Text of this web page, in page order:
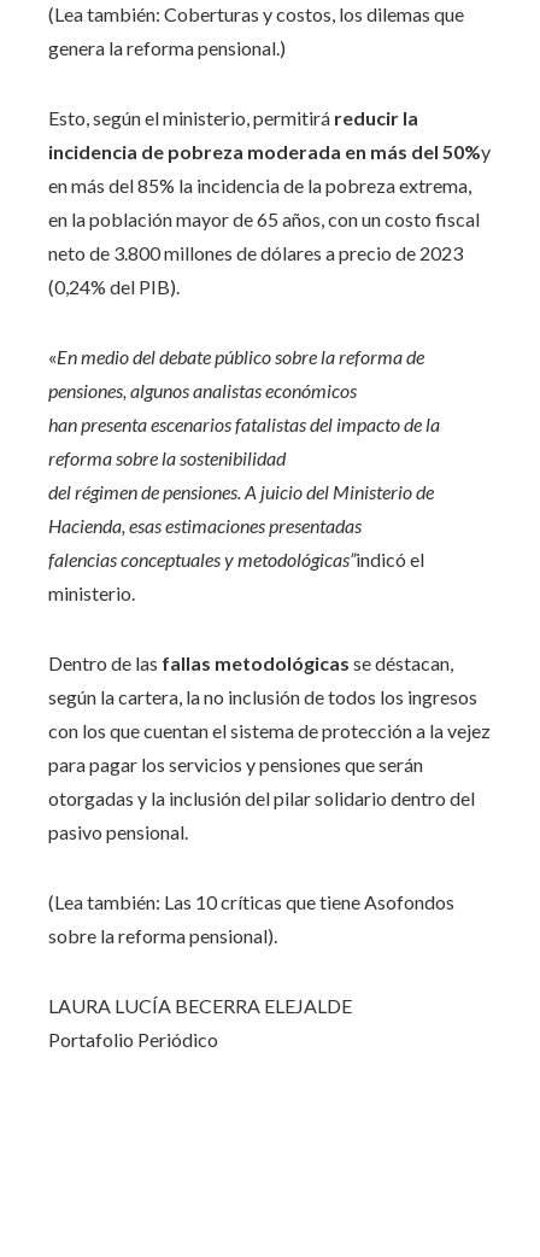
(Lea también: Coberturas y costos, los dilemas que
genera la reforma pensional.)
Esto, según el ministerio, permitirá reducir la
incidencia de pobreza moderada en más del 50%y
en más del 85% la incidencia de la pobreza extrema,
en la población mayor de 65 años, con un costo fiscal
neto de 3.800 millones de dólares a precio de 2023
(0,24% del PIB).
«En medio del debate público sobre la reforma de
pensiones, algunos analistas económicos
han presenta escenarios fatalistas del impacto de la
reforma sobre la sostenibilidad
del régimen de pensiones. A juicio del Ministerio de
Hacienda, esas estimaciones presentadas
falencias conceptuales y metodológicas”indicó el
ministerio.
Dentro de las fallas metodológicas se déstacan,
según la cartera, la no inclusión de todos los ingresos
con los que cuentan el sistema de protección a la vejez
para pagar los servicios y pensiones que serán
otorgadas y la inclusión del pilar solidario dentro del
pasivo pensional.
(Lea también: Las 10 críticas que tiene Asofondos
sobre la reforma pensional).
LAURA LUCÍA BECERRA ELEJALDE
Portafolio Periódico